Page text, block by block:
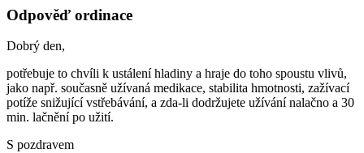
Odpověď ordinace
Dobrý den,
potřebuje to chvíli k ustálení hladiny a hraje do toho spoustu vlivů,
jako např. současně užívaná medikace, stabilita hmotnosti, zažívací
potíže snižující vstřebávání, a zda-li dodržujete užívání nalačno a 30
min. lačnění po užití.
S pozdravem